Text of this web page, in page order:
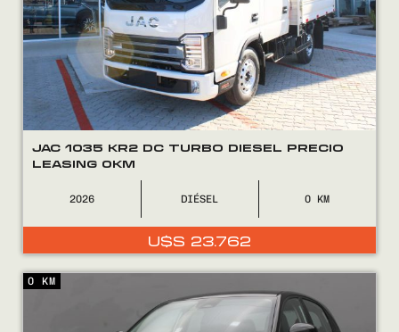
JAC 1035 KR2 DC TURBO DIESEL PRECIO
LEASING 0KM
2026 DIÉSEL 0
U$S 23.762
0 KM